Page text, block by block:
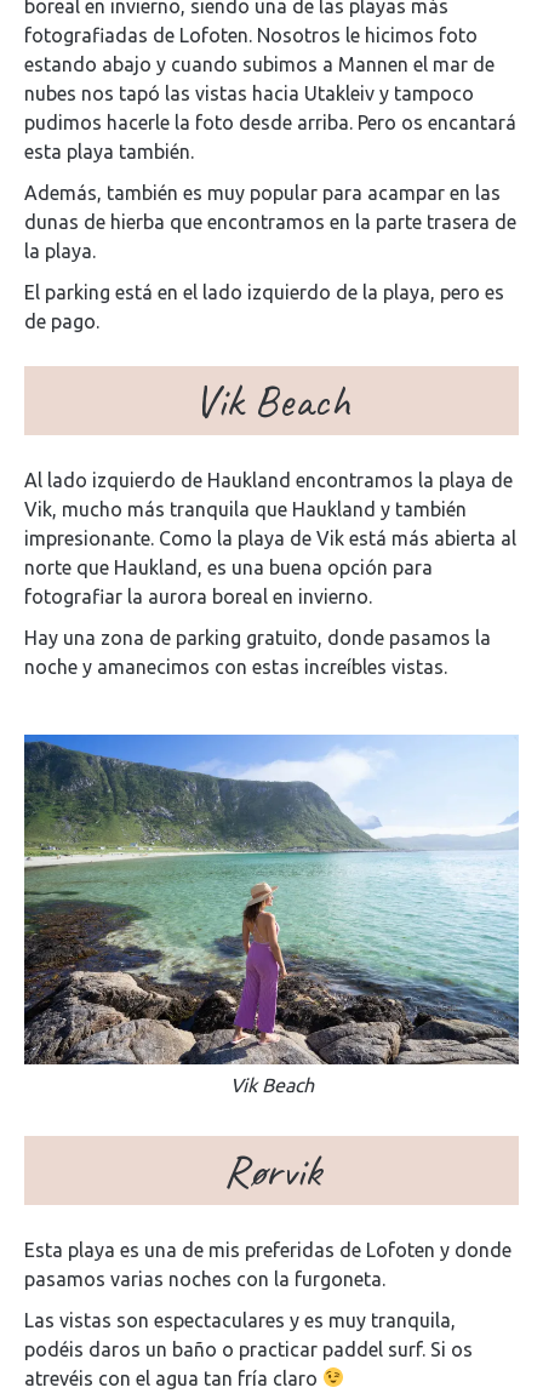
boreal en invierno, siendo una de las playas más
fotografiadas de Lofoten. Nosotros le hicimos foto
estando abajo y cuando subimos a Mannen el mar de
nubes nos tapó las vistas hacia Utakleiv y tampoco
pudimos hacerle la foto desde arriba. Pero os encantará
esta playa también.
Además, también es muy popular para acampar en las
dunas de hierba que encontramos en la parte trasera de
la playa.
El parking está en el lado izquierdo de la playa, pero es
de pago.
Vik Beach
Al lado izquierdo de Haukland encontramos la playa de
Vik, mucho más tranquila que Haukland y también
impresionante. Como la playa de Vik está más abierta al
norte que Haukland, es una buena opción para
fotografiar la aurora boreal en invierno.
Hay una zona de parking gratuito, donde pasamos la
noche y amanecimos con estas increíbles vistas.
Vik Beach
Rørvik
Esta playa es una de mis preferidas de Lofoten y donde
pasamos varias noches con la furgoneta.
Las vistas son espectaculares y es muy tranquila,
podéis daros un baño o practicar paddel surf. Si os
atrevéis con el agua tan fría claro